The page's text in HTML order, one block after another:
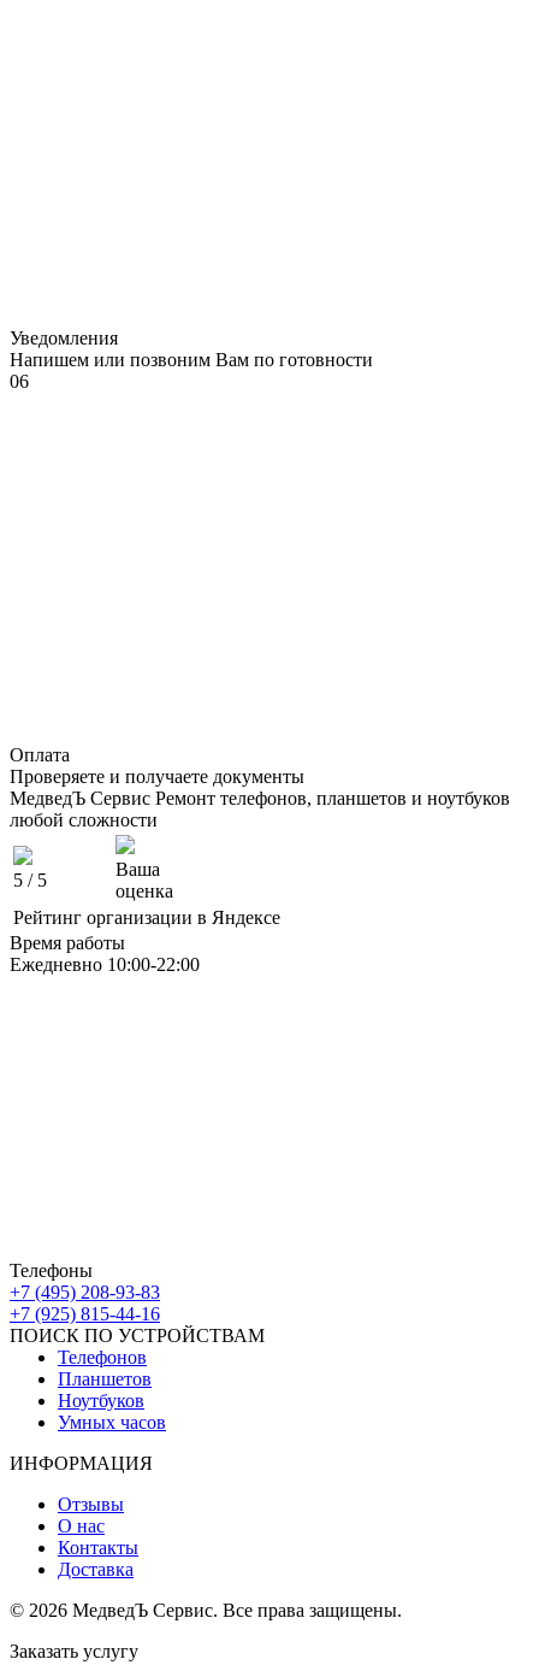
Уведомления
Напишем или позвоним Вам по готовности
06
Оплата
Проверяете и получаете документы
МедведЪ Сервис Ремонт телефонов, планшетов и ноутбуков
любой сложности
5 / 5
Ваша
оценка
Рейтинг организации в Яндексе
Время работы
Ежедневно 10:00-22:00
Телефоны
+7 (495) 208-93-83
+7 (925) 815-44-16
ПОИСК ПО УСТРОЙСТВАМ
Телефонов
Планшетов
Ноутбуков
Умных часов
ИНФОРМАЦИЯ
Отзывы
О нас
Контакты
Доставка
© 2026 МедведЪ Сервис. Все права защищены.
Заказать услугу